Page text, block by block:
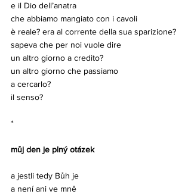
e il Dio dell’anatra
che abbiamo mangiato con i cavoli
è reale? era al corrente della sua sparizione?
sapeva che per noi vuole dire
un altro giorno a credito?
un altro giorno che passiamo
a cercarlo?
il senso?
*
můj den je plný otázek
a jestli tedy Bůh je
a není ani ve mně